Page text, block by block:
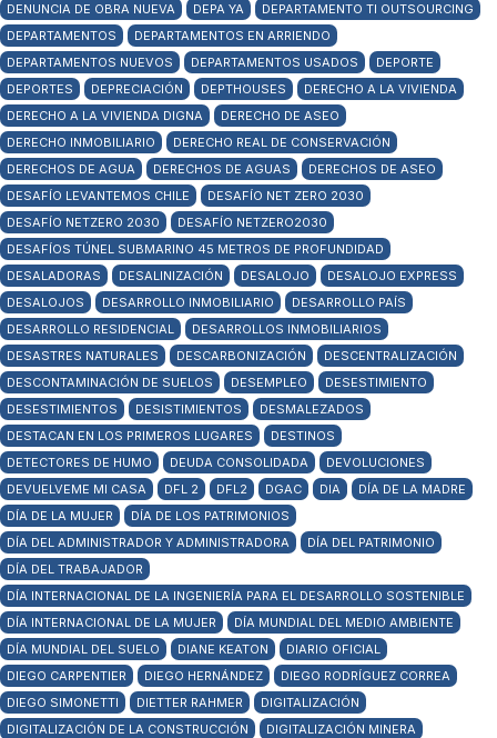
DENUNCIA DE OBRA NUEVA
DEPA YA
DEPARTAMENTO TI OUTSOURCING
DEPARTAMENTOS
DEPARTAMENTOS EN ARRIENDO
DEPARTAMENTOS NUEVOS
DEPARTAMENTOS USADOS
DEPORTE
DEPORTES
DEPRECIACIÓN DEPTHOUSES
DERECHO A LA VIVIENDA
DERECHO A LA VIVIENDA DIGNA
DERECHO DE ASEO
DERECHO INMOBILIARIO
DERECHO REAL DE CONSERVACIÓN
DERECHOS DE AGUA
DERECHOS DE AGUAS
DERECHOS DE ASEO
DESAFÍO LEVANTEMOS CHILE
DESAFÍO NET ZERO 2030
DESAFÍO NETZERO 2030
DESAFÍO NETZERO2030
DESAFÍOS TÚNEL SUBMARINO 45 METROS DE PROFUNDIDAD
DESALADORAS
DESALINIZACIÓN DESALOJO
DESALOJO EXPRESS
DESALOJOS
DESARROLLO INMOBILIARIO
DESARROLLO PAÍS
DESARROLLO RESIDENCIAL
DESARROLLOS INMOBILIARIOS
DESASTRES NATURALES
DESCARBONIZACIÓN
DESCENTRALIZACIÓN
DESCONTAMINACIÓN DE SUELOS
DESEMPLEO
DESESTIMIENTO
DESESTIMIENTOS
DESISTIMIENTOS
DESMALEZADOS
DESTACAN EN LOS PRIMEROS LUGARES
DESTINOS
DETECTORES DE HUMO
DEUDA CONSOLIDADA
DEVOLUCIONES
DEVUELVEME MI CASA
DFL 2 DFL2 DGAC DIA
DÍA DE LA MADRE
DÍA DE LA MUJER
DÍA DE LOS PATRIMONIOS
DÍA DEL ADMINISTRADOR Y ADMINISTRADORA
DÍA DEL PATRIMONIO
DÍA DEL TRABAJADOR
DÍA INTERNACIONAL DE LA INGENIERÍA PARA EL DESARROLLO SOSTENIBLE
DÍA INTERNACIONAL DE LA MUJER
DÍA MUNDIAL DEL MEDIO AMBIENTE
DÍA MUNDIAL DEL SUELO
DIANE KEATON
DIARIO OFICIAL
DIEGO CARPENTIER
DIEGO HERNÁNDEZ
DIEGO RODRÍGUEZ CORREA
DIEGO SIMONETTI
DIETTER RAHMER
DIGITALIZACIÓN
DIGITALIZACIÓN DE LA CONSTRUCCIÓN
DIGITALIZACIÓN MINERA